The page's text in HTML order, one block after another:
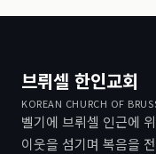
브뤼셀 한인교회
KOREAN CHURCH OF
벨기에 브뤼셀 인근에
이웃을 섬기며 복음을